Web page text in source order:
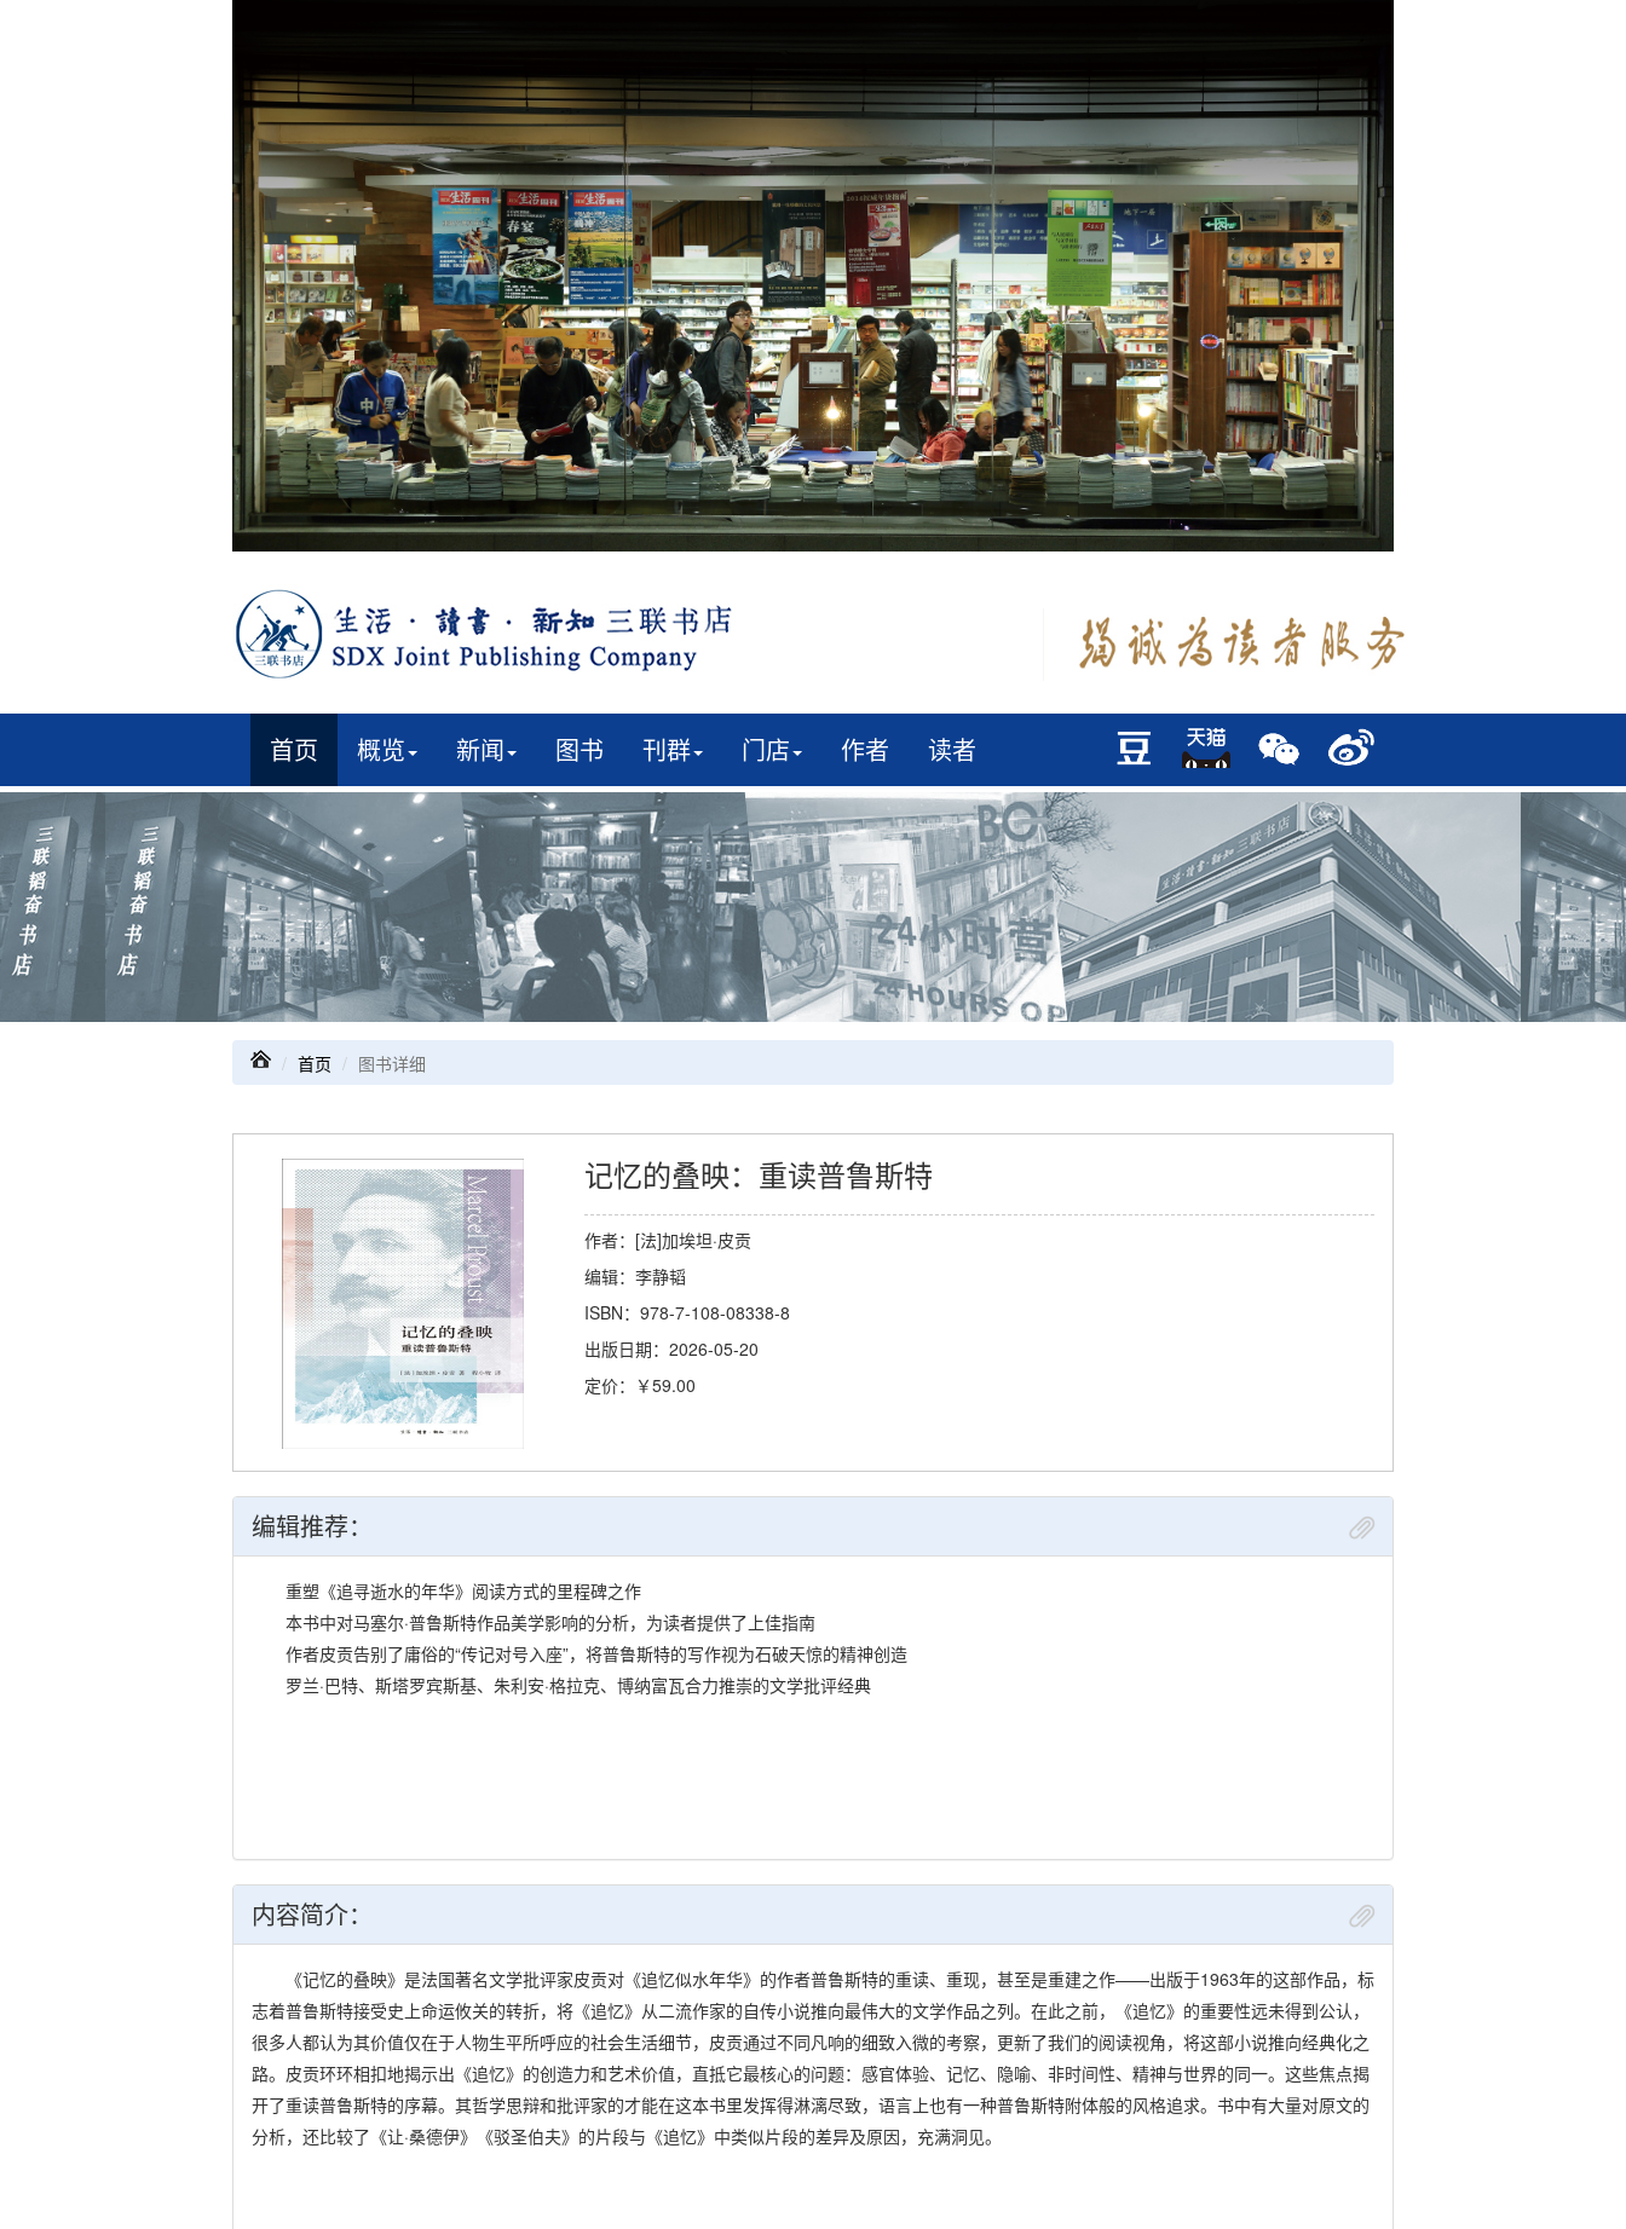
首页 概览 新闻 图书 刊群 门店 作者 读者
首页 图书详细
记忆的叠映：重读普鲁斯特
作者：[法]加埃坦·皮贡
编辑：李静韬
ISBN：978-7-108-08338-8
出版日期：2026-05-20
定价：￥59.00
编辑推荐：
重塑《追寻逝水的年华》阅读方式的里程碑之作
本书中对马塞尔·普鲁斯特作品美学影响的分析，为读者提供了上佳指南
作者皮贡告别了庸俗的“传记对号入座”，将普鲁斯特的写作视为石破天惊的精神创造
罗兰·巴特、斯塔罗宾斯基、朱利安·格拉克、博纳富瓦合力推崇的文学批评经典
内容简介：
《记忆的叠映》是法国著名文学批评家皮贡对《追忆似水年华》的作者普鲁斯特的重读、重现，甚至是重建之作——出版于1963年的这部作品，标
志着普鲁斯特接受史上命运攸关的转折，将《追忆》从二流作家的自传小说推向最伟大的文学作品之列。在此之前，《追忆》的重要性远未得到公认，
很多人都认为其价值仅在于人物生平所呼应的社会生活细节，皮贡通过不同凡响的细致入微的考察，更新了我们的阅读视角，将这部小说推向经典化之
路。皮贡环环相扣地揭示出《追忆》的创造力和艺术价值，直抵它最核心的问题：感官体验、记忆、隐喻、非时间性、精神与世界的同一。这些焦点揭
开了重读普鲁斯特的序幕。其哲学思辩和批评家的才能在这本书里发挥得淋漓尽致，语言上也有一种普鲁斯特附体般的风格追求。书中有大量对原文的
分析，还比较了《让·桑德伊》《驳圣伯夫》的片段与《追忆》中类似片段的差异及原因，充满洞见。